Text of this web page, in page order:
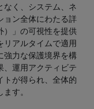
なく、システム、ネ
ョン全体にわたる詳
）」の可視性を提供
リアルタイムで適用
強力な保護境界を構
、運用アクティビテ
トが得られ、全体的
す。